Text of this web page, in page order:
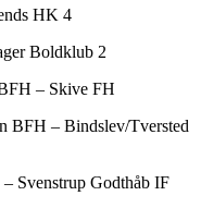
HK 4
Boldklub 2
– Skive FH
BFH – Bindslev/Tversted
Svenstrup Godthåb IF